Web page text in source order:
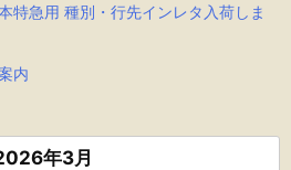
特急用 種別・行先インレタ入荷しま
内
年3月